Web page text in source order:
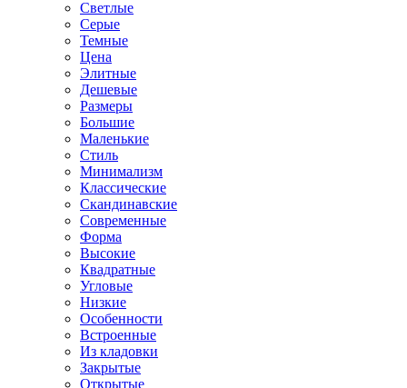
Светлые
Серые
Темные
Цена
Элитные
Дешевые
Размеры
Большие
Маленькие
Стиль
Минимализм
Классические
Скандинавские
Современные
Форма
Высокие
Квадратные
Угловые
Низкие
Особенности
Встроенные
Из кладовки
Закрытые
Открытые